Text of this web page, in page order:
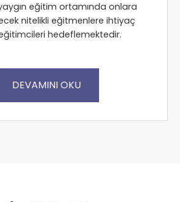
eğitim ortamında onlara
nitelikli eğitmenlere ihtiyaç
hedeflemektedir.
DEVAMINI OKU